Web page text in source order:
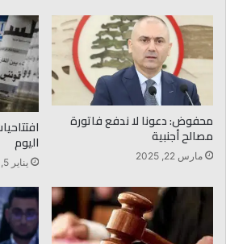
محفوض: دعونا لا ندفع فاتورة
مصالح أجنبية
مارس 22, 2025
اليوم
يناير 5, 2022